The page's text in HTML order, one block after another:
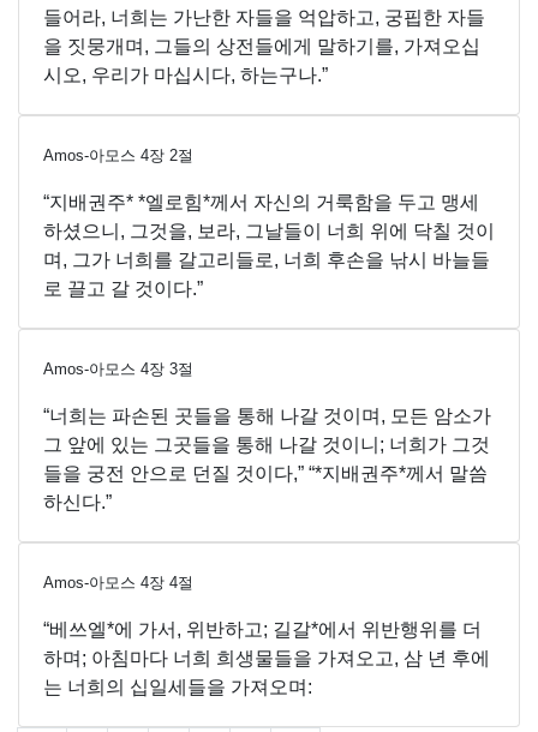
들어라, 너희는 가난한 자들을 억압하고, 궁핍한 자들
을 짓뭉개며, 그들의 상전들에게 말하기를, 가져오십
시오, 우리가 마십시다, 하는구나.”
Amos-아모스 4장 2절
“지배권주* *엘로힘*께서 자신의 거룩함을 두고 맹세
하셨으니, 그것을, 보라, 그날들이 너희 위에 닥칠 것이
며, 그가 너희를 갈고리들로, 너희 후손을 낚시 바늘들
로 끌고 갈 것이다.”
Amos-아모스 4장 3절
“너희는 파손된 곳들을 통해 나갈 것이며, 모든 암소가
그 앞에 있는 그곳들을 통해 나갈 것이니; 너희가 그것
들을 궁전 안으로 던질 것이다,” “*지배권주*께서 말씀
하신다.”
Amos-아모스 4장 4절
“베쓰엘*에 가서, 위반하고; 길갈*에서 위반행위를 더
하며; 아침마다 너희 희생물들을 가져오고, 삼 년 후에
는 너희의 십일세들을 가져오며: